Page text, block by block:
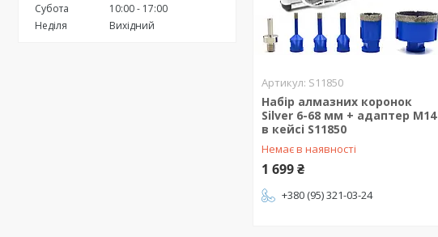
Субота
10:00
17:00
Неділя
Вихідний
S11850
Набір алмазних коронок
Silver 6-68 мм + адаптер М14
в кейсі S11850
Немає в наявності
1 699 ₴
+380 (95) 321-03-24